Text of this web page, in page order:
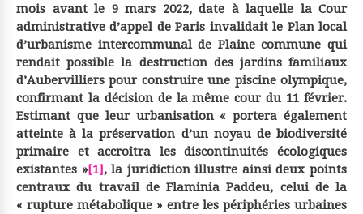
mois avant le 9 mars 2022, date à laquelle la Cour
administrative d’appel de Paris invalidait le Plan local
d’urbanisme intercommunal de Plaine commune qui
rendait possible la destruction des jardins familiaux
d’Aubervilliers pour construire une piscine olympique,
confirmant la décision de la même cour du 11 février.
Estimant que leur urbanisation « portera également
atteinte à la préservation d’un noyau de biodiversité
primaire et accroîtra les discontinuités écologiques
existantes »[1], la juridiction illustre ainsi deux points
centraux du travail de Flaminia Paddeu, celui de la
« rupture métabolique » entre les périphéries urbaines